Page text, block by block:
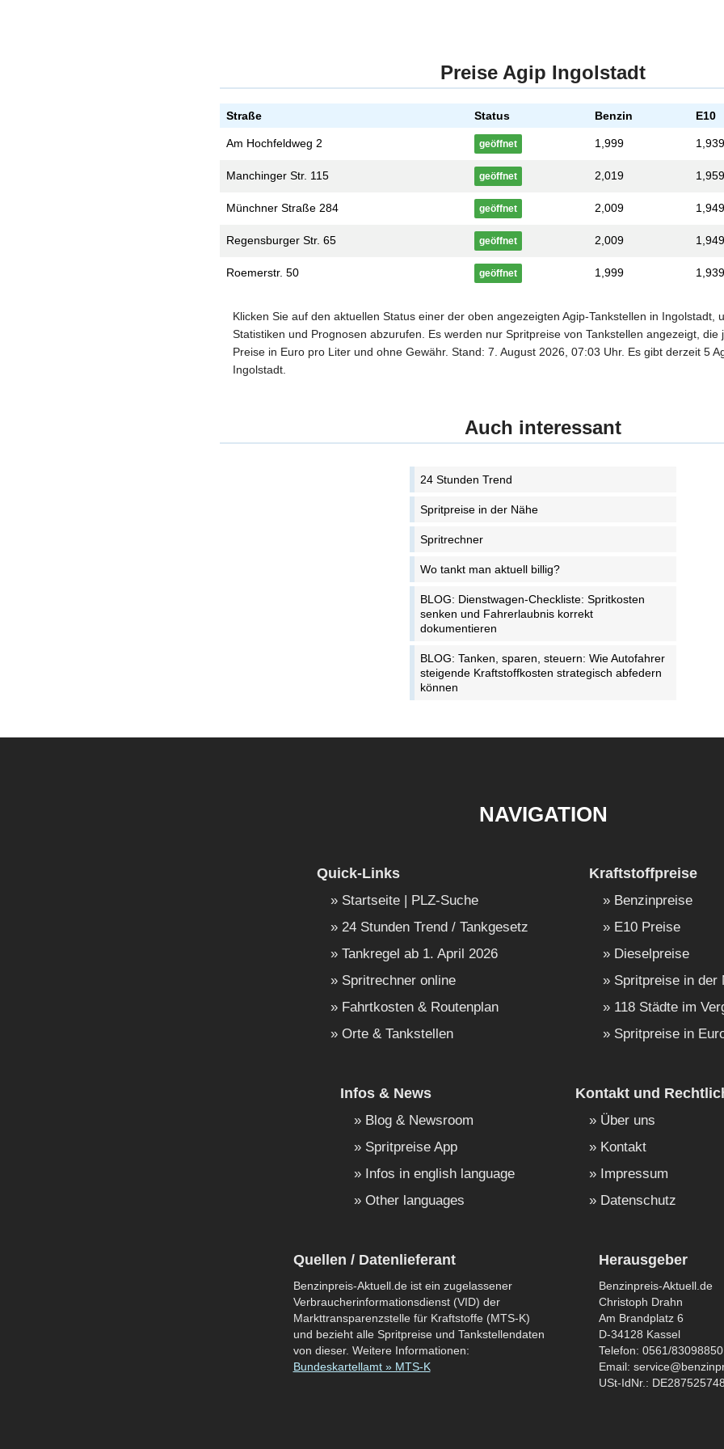
Preise Agip Ingolstadt
Straße Status Benzin E10
Am Hochfeldweg 2 geöffnet 1,999 1,939
Manchinger Str. 115 geöffnet 2,019 1,959
Münchner Straße 284 geöffnet 2,009 1,949
Regensburger Str. 65 geöffnet 2,009 1,949
Roemerstr. 50 geöffnet 1,999 1,939
Klicken Sie auf den aktuellen Status einer der oben angezeigten Agip-Tankstellen in Ingolstadt,
Statistiken und Prognosen abzurufen. Es werden nur Spritpreise von Tankstellen angezeigt, die
Preise in Euro pro Liter und ohne Gewähr. Stand: 7. August 2026, 07:03 Uhr. Es gibt derzeit 5
Ingolstadt.
Auch interessant
24 Stunden Trend
Spritpreise in der Nähe
Spritrechner
Wo tankt man aktuell billig?
BLOG: Dienstwagen-Checkliste: Spritkosten
senken und Fahrerlaubnis korrekt
dokumentieren
BLOG: Tanken, sparen, steuern: Wie Autofahrer
steigende Kraftstoffkosten strategisch abfedern
können
NAVIGATION
Quick-Links
Startseite | PLZ-Suche
24 Stunden Trend / Tankgesetz
Tankregel ab 1. April 2026
Spritrechner online
Fahrtkosten & Routenplan
Orte & Tankstellen
Kraftstoffpreise
Benzinpreise
E10 Preise
Dieselpreise
Spritpreise in der
118 Städte im
Spritpreise in
Infos & News
Blog & Newsroom
Spritpreise App
Infos in english language
Other languages
Kontakt und
Über uns
Kontakt
Impressum
Datenschutz
Quellen / Datenlieferant
Benzinpreis-Aktuell.de ist ein zugelassener
Verbraucherinformationsdienst (VID) der
Markttransparenzstelle für Kraftstoffe (MTS-K)
und bezieht alle Spritpreise und Tankstellendaten
von dieser. Weitere Informationen:
Bundeskartellamt » MTS-K
Herausgeber
Benzinpreis-Aktuell.de
Christoph Drahn
Am Brandplatz 6
D-34128 Kassel
Telefon: 0561/83098850
Email:
USt-IdNr.: DE287525748